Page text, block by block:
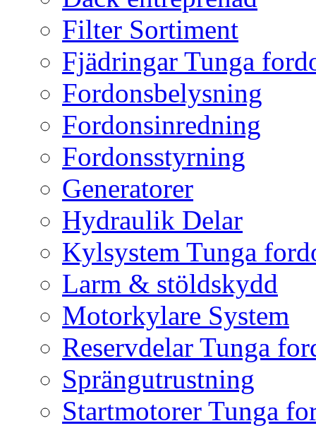
Filter Sortiment
Fjädringar Tunga
Fordonsbelysning
Fordonsinredning
Fordonsstyrning
Generatorer
Hydraulik Delar
Kylsystem Tunga
Larm & stöldskydd
Motorkylare System
Reservdelar Tunga
Sprängutrustning
Startmotorer Tunga